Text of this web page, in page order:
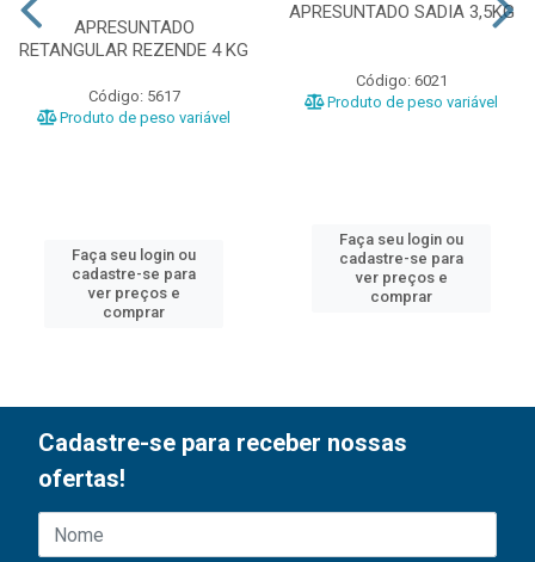
APRESUNTADO
RETANGULAR REZENDE 4 KG
Código: 5617
Produto de peso variável
Faça seu login ou
cadastre-se para
ver preços e
comprar
APRESUNTADO SADIA 3,5KG
Código: 6021
Produto de peso variável
Faça seu login ou
cadastre-se para
ver preços e
comprar
Cadastre-se para receber nossas
ofertas!